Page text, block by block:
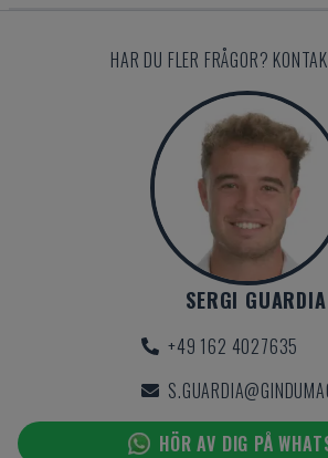
HAR DU FLER FRÅGOR?
SERGI GUARDIA
+49 162 4027635
HÖR AV DIG PÅ